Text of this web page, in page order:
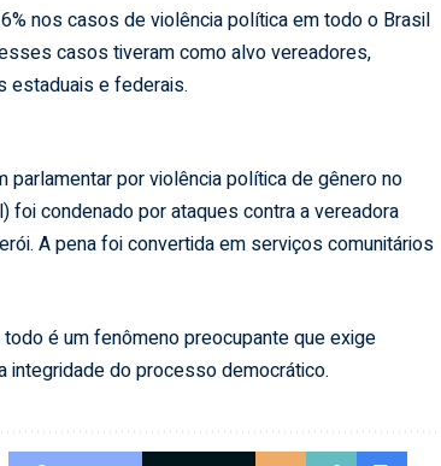
nos casos de violência política em todo o Brasil
casos tiveram como alvo vereadores,
estaduais e federais.
parlamentar por violência política de gênero no
foi condenado por ataques contra a vereadora
A pena foi convertida em serviços comunitários
é um fenômeno preocupante que exige
integridade do processo democrático.